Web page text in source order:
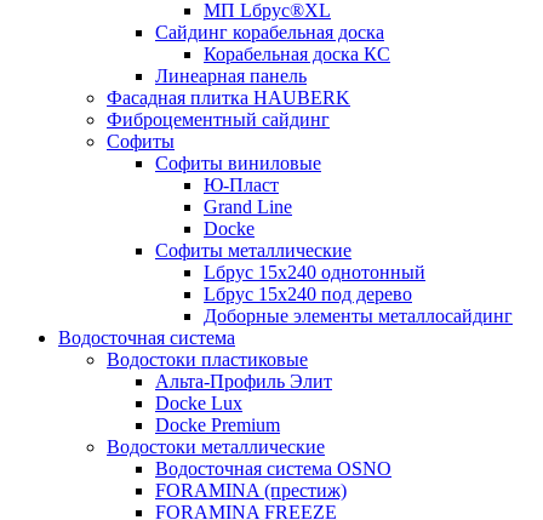
МП Lбрус®XL
Сайдинг корабельная доска
Корабельная доска КС
Линеарная панель
Фасадная плитка HAUBERK
Фиброцементный сайдинг
Софиты
Софиты виниловые
Ю-Пласт
Grand Line
Docke
Софиты металлические
Lбрус 15x240 однотонный
Lбрус 15x240 под дерево
Доборные элементы металлосайдинг
Водосточная система
Водостоки пластиковые
Альта-Профиль Элит
Docke Lux
Docke Premium
Водостоки металлические
Водосточная система OSNO
FORAMINA (престиж)
FORAMINA FREEZE